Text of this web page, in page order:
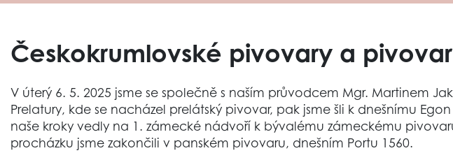
Českokrumlovské pivovary a
V úterý 6. 5. 2025 jsme se společně s naším průvodcem Mgr. Martinem
Prelatury, kde se nacházel prelátský pivovar, pak jsme šli k dnešnímu
naše kroky vedly na 1. zámecké nádvoří k bývalému zámeckému
procházku jsme zakončili v panském pivovaru, dnešním Portu 1560.